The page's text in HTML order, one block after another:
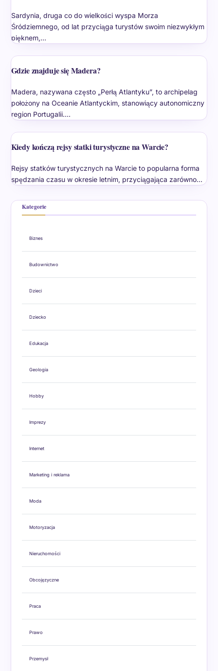
Sardynia, druga co do wielkości wyspa Morza
Śródziemnego, od lat przyciąga turystów swoim niezwykłym
pięknem,…
Gdzie znajduje się Madera?
Madera, nazywana często „Perłą Atlantyku”, to archipelag
położony na Oceanie Atlantyckim, stanowiący autonomiczny
region Portugalii.…
Kiedy kończą rejsy statki turystyczne na Warcie?
Rejsy statków turystycznych na Warcie to popularna forma
spędzania czasu w okresie letnim, przyciągająca zarówno…
Kategorie
Biznes
Budownictwo
Dzieci
Dziecko
Edukacja
Geologia
Hobby
Imprezy
Internet
Marketing i reklama
Moda
Motoryzacja
Nieruchomości
Obcojęzyczne
Praca
Prawo
Przemysł